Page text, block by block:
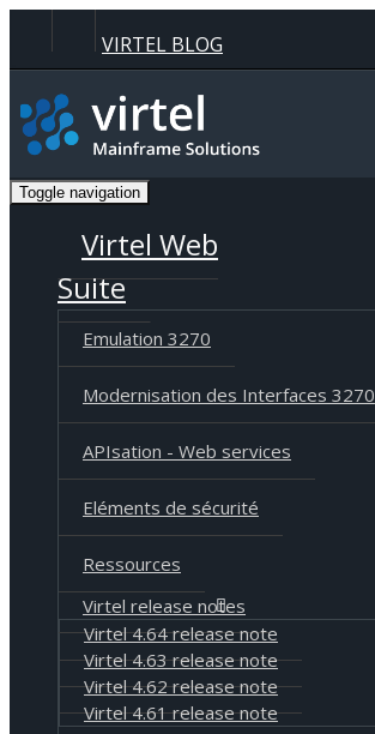
Panneau de gestion des cookies
VIRTEL BLOG
Toggle navigation
Virtel Web
Suite
Emulation 3270
Modernisation des Interfaces 3270
APIsation - Web services
Eléments de sécurité
Ressources
Virtel release notes
Virtel 4.64 release note
Virtel 4.63 release note
Virtel 4.62 release note
Virtel 4.61 release note